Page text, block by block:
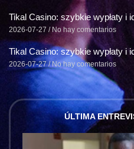
Tikal Casino: szybkie wypłaty i
2026-07-27 No hay comentarios
Tikal Casino: szybkie wypłaty i
2026-07-27 No hay comentarios
ÚLTIMA